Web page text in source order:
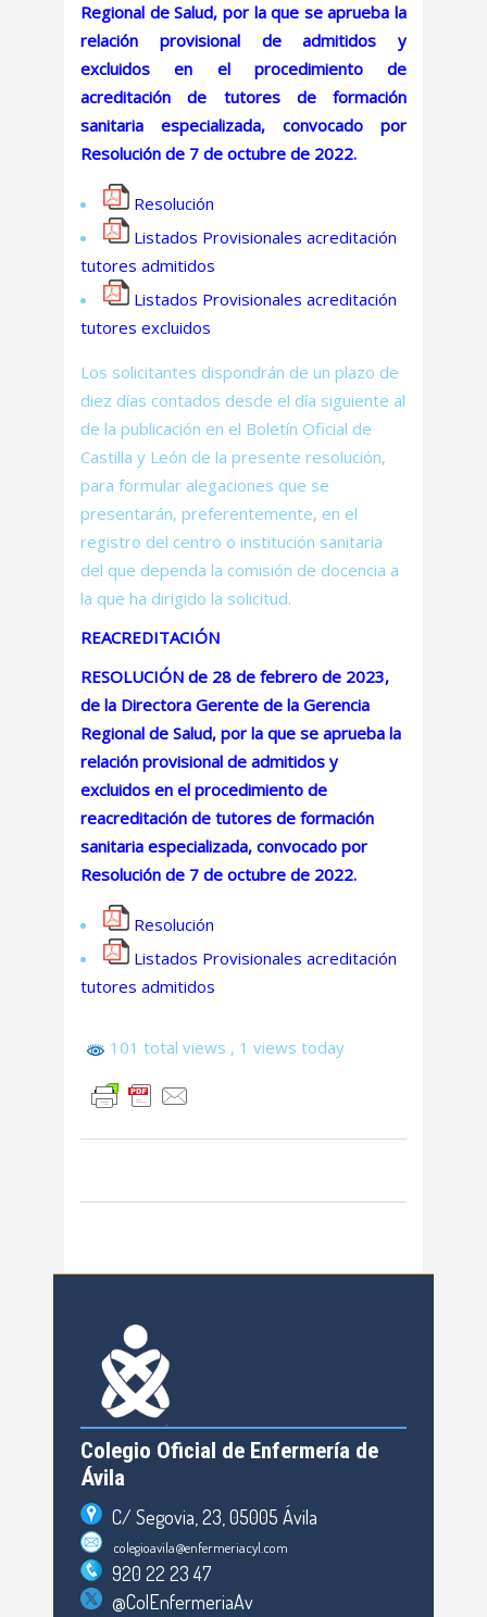
Regional de Salud, por la que se aprueba la
relación provisional de admitidos y
excluidos en el procedimiento de
acreditación de tutores de formación
sanitaria especializada, convocado por
Resolución de 7 de octubre de 2022.
Resolución
Listados Provisionales acreditación
tutores admitidos
Listados Provisionales acreditación
tutores excluidos
Los solicitantes dispondrán de un plazo de
diez días contados desde el día siguiente al
de la publicación en el Boletín Oficial de
Castilla y León de la presente resolución,
para formular alegaciones que se
presentarán, preferentemente, en el
registro del centro o institución sanitaria
del que dependa la comisión de docencia a
la que ha dirigido la solicitud.
REACREDITACIÓN
RESOLUCIÓN de 28 de febrero de 2023,
de la Directora Gerente de la Gerencia
Regional de Salud, por la que se aprueba la
relación provisional de admitidos y
excluidos en el procedimiento de
reacreditación de tutores de formación
sanitaria especializada, convocado por
Resolución de 7 de octubre de 2022.
Resolución
Listados Provisionales acreditación
tutores admitidos
101 total views , 1 views today
Colegio Oficial de Enfermería de
Ávila
C/ Segovia, 23, 05005 Ávila
colegioavila@enfermeriacyl.com
920 22 23 47
@ColEnfermeriaAv